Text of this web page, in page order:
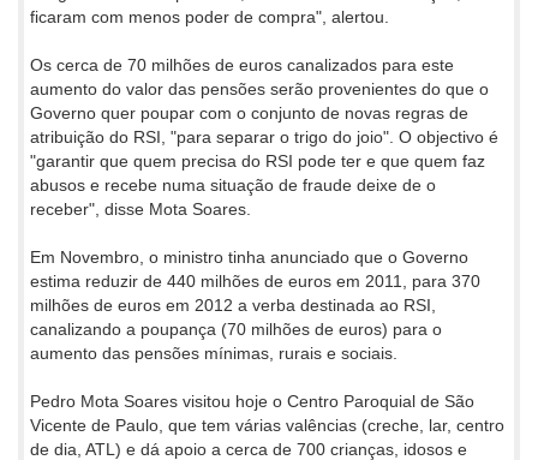
ficaram com menos poder de compra", alertou.
Os cerca de 70 milhões de euros canalizados para este
aumento do valor das pensões serão provenientes do que o
Governo quer poupar com o conjunto de novas regras de
atribuição do RSI, "para separar o trigo do joio". O objectivo é
"garantir que quem precisa do RSI pode ter e que quem faz
abusos e recebe numa situação de fraude deixe de o
receber", disse Mota Soares.
Em Novembro, o ministro tinha anunciado que o Governo
estima reduzir de 440 milhões de euros em 2011, para 370
milhões de euros em 2012 a verba destinada ao RSI,
canalizando a poupança (70 milhões de euros) para o
aumento das pensões mínimas, rurais e sociais.
Pedro Mota Soares visitou hoje o Centro Paroquial de São
Vicente de Paulo, que tem várias valências (creche, lar, centro
de dia, ATL) e dá apoio a cerca de 700 crianças, idosos e